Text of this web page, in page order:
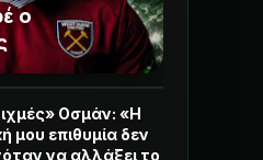
ο
Οσμάν: «Η
μου επιθυμία δεν
να αλλάξει το